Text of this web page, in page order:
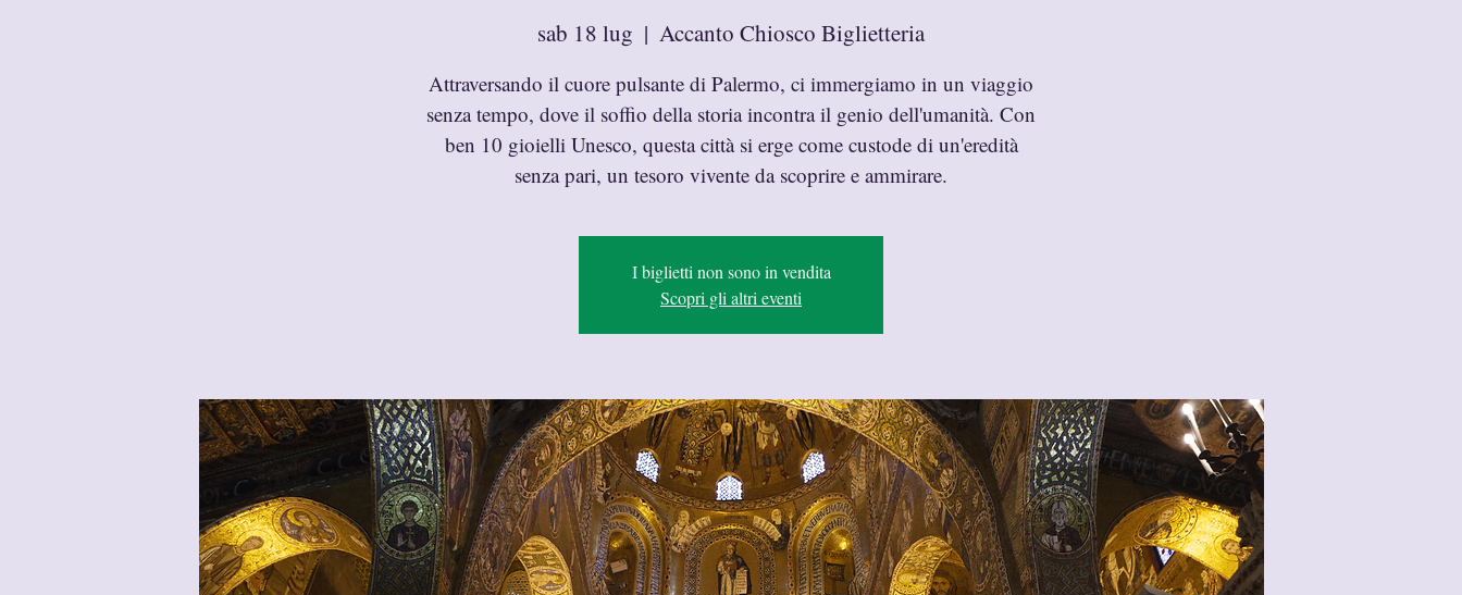
sab 18 lug
  |
Accanto Chiosco Biglietteria
Attraversando il cuore pulsante di Palermo, ci immergiamo in un viaggio
senza tempo, dove il soffio della storia incontra il genio dell'umanità. Con
ben 10 gioielli Unesco, questa città si erge come custode di un'eredità
senza pari, un tesoro vivente da scoprire e ammirare.
I biglietti non sono in vendita
Scopri gli altri eventi